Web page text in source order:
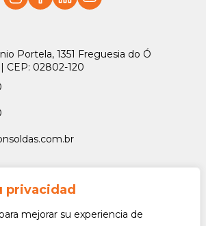
privacidad
mejorar su experiencia de
Portela, 1351 Freguesia do Ó
CEP: 02802-120